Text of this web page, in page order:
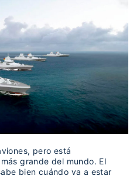
pero está
grande del mundo. El
bien cuándo va a estar